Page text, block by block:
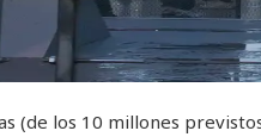
(de los 10 millones